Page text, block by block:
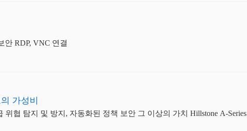
안 RDP, VNC 연결
가성비
협 탐지 및 방지, 자동화된 정책 보안 그 이상의 가치 Hillstone A-Series